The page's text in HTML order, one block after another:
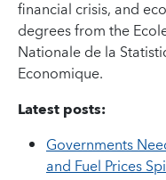
financial crisis, and
degrees from the
Nationale de la
Economique.
Latest posts:
Governments
and Fuel Prices